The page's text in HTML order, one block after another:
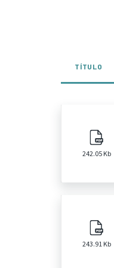
TÍTULO
242.05 Kb
243.91 Kb